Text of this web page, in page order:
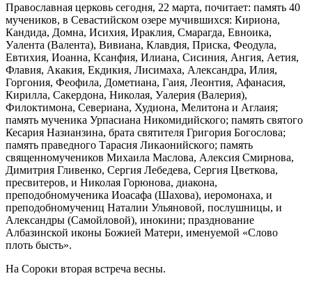
Православная церковь сегодня, 22 марта, почитает: память 40
мучеников, в Севастийском озере мучившихся: Кириона,
Кандида, Домна, Исихия, Ираклия, Смарагда, Евноика,
Уалента (Валента), Вивиана, Клавдия, Приска, Феодула,
Евтихия, Иоанна, Ксанфия, Илиана, Сисиния, Ангия, Аетия,
Флавия, Акакия, Екдикия, Лисимаха, Александра, Илия,
Горгония, Феофила, Дометиана, Гаия, Леонтия, Афанасия,
Кирилла, Сакердона, Николая, Уалерия (Валерия),
Филоктимона, Севериана, Худиона, Мелитона и Аглаия;
память мученика Урпасиана Никомидийского; память святого
Кесария Назианзина, брата святителя Григория Богослова;
память праведного Тарасия Ликаонийского; память
священномучеников Михаила Маслова, Алексия Смирнова,
Димитрия Гливенко, Сергия Лебедева, Сергия Цветкова,
пресвитеров, и Николая Горюнова, диакона,
преподобномученика Иоасафа (Шахова), иеромонаха, и
преподобномучениц Наталии Ульяновой, послушницы, и
Александры (Самойловой), инокини; празднование
Албазинской иконы Божией Матери, именуемой «Слово
плоть бысть».
На Сороки вторая встреча весны.